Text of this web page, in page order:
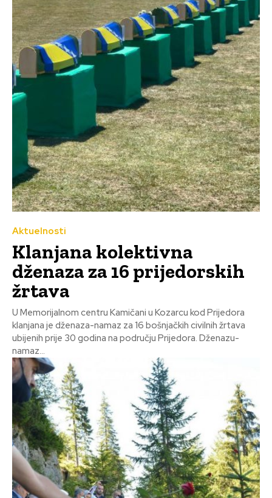
Aktuelnosti
Klanjana kolektivna
dženaza za 16 prijedorskih
žrtava
U Memorijalnom centru Kamičani u Kozarcu kod Prijedora
klanjana je dženaza-namaz za 16 bošnjačkih civilnih žrtava
ubijenih prije 30 godina na području Prijedora. Dženazu-
namaz...